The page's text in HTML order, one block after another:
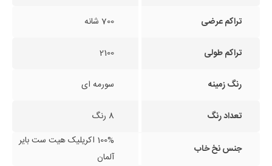
تراکم عرضی 700 شانه
تراکم طولی 2100
رنگ زمینه سورمه ای
تعداد رنگ 8 رنگ
جنس نخ خاب
100% اکریلیک هیت ست بایر
آلمان